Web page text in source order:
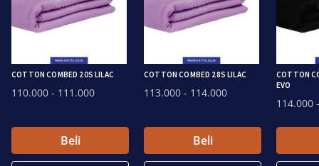
COTTON COMBED 20S LILAC
110.000 - 111.000
Beli
COTTON COMBED 28S LILAC
113.000 - 114.000
Beli
COTTON
EVO
114.000